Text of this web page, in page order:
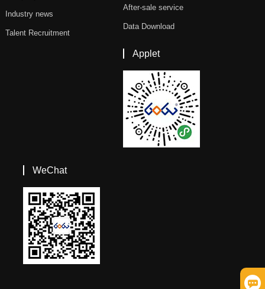
Industry news
Talent Recruitment
After-sale service
Data Download
Applet
WeChat